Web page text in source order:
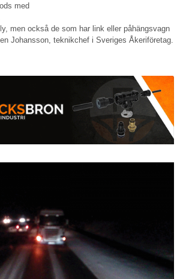
med
men också de som har link eller påhängsvagn
Johansson, teknikchef i Sveriges Åkeriföretag.